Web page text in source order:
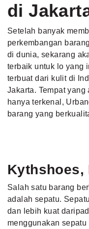
di
Setelah banyak
perkembangan
di dunia, sekarang
terbaik untuk lo yang
terbuat dari kulit di
Jakarta. Tempat
hanya terkenal,
barang yang
Kythshoes,
Salah satu barang
adalah sepatu.
dan lebih kuat
menggunakan